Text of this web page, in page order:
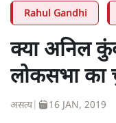
Rahul Gandhi
क्या अनिल
लोकसभा का
असत्य| 16 JAN, 2019